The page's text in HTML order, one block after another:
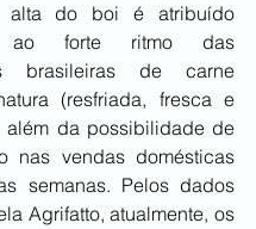
do boi é atribuído
ao forte ritmo das
brasileiras de carne
(resfriada, fresca e
além da possibilidade de
nas vendas domésticas
semanas. Pelos dados
Agrifatto, atualmente, os